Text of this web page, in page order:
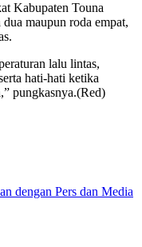
Kabupaten Touna
maupun roda empat,
lalu lintas,
hati-hati ketika
pungkasnya.(Red)
dengan Pers dan Media